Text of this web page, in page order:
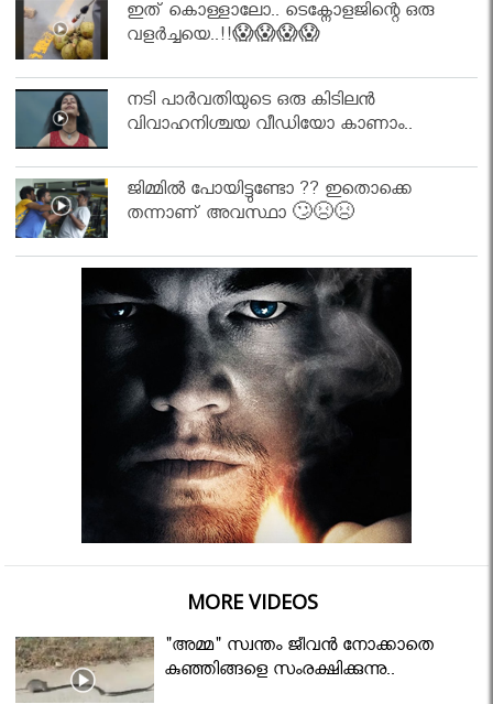
ഇത് കൊള്ളാലോ.. ടെക്നോളജിന്റെ ഒരു
വളർച്ചയെ..!!😱😱😱😱
നടി പാർവതിയുടെ ഒരു കിടിലൻ
വിവാഹനിശ്ചയ വീഡിയോ കാണാം..
ജിമ്മിൽ പോയിട്ടുണ്ടോ ?? ഇതൊക്കെ
തന്നാണ് അവസ്ഥാ 🙄😣😣
MORE VIDEOS
"അമ്മ" സ്വന്തം ജീവൻ നോക്കാതെ
കുഞ്ഞിങ്ങളെ സംരക്ഷിക്കുന്നു..